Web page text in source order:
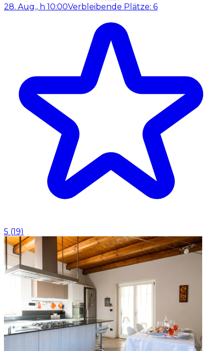
28. Aug., h 10:00Verbleibende Plätze: 6
5 (19)